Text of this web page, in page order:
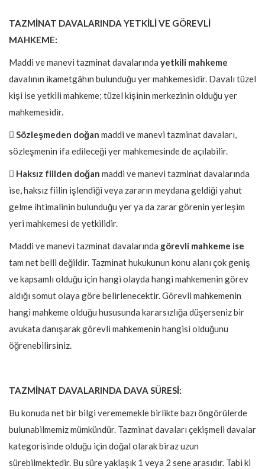
TAZMİNAT DAVALARINDA YETKİLİ VE GÖREVLİ
MAHKEME:
Maddi ve manevi tazminat davalarında yetkili mahkeme
davalının ikametgâhın bulunduğu yer mahkemesidir. Davalı tüzel
kişi ise yetkili mahkeme; tüzel kişinin merkezinin olduğu yer
mahkemesidir.
 Sözleşmeden doğan maddi ve manevi tazminat davaları,
sözleşmenin ifa edileceği yer mahkemesinde de açılabilir.
 Haksız fiilden doğan maddi ve manevi tazminat davalarında
ise, haksız fiilin işlendiği veya zararın meydana geldiği yahut
gelme ihtimalinin bulunduğu yer ya da zarar görenin yerleşim
yeri mahkemesi de yetkilidir.
Maddi ve manevi tazminat davalarında görevli mahkeme ise
tam net belli değildir. Tazminat hukukunun konu alanı çok geniş
ve kapsamlı olduğu için hangi olayda hangi mahkemenin görev
aldığı somut olaya göre belirlenecektir. Görevli mahkemenin
hangi mahkeme olduğu hususunda kararsızlığa düşerseniz bir
avukata danışarak görevli mahkemenin hangisi olduğunu
öğrenebilirsiniz.
TAZMİNAT DAVALARINDA DAVA SÜRESİ:
Bu konuda net bir bilgi verememekle birlikte bazı öngörülerde
bulunabilmemiz mümkündür. Tazminat davaları çekişmeli davalar
kategorisinde olduğu için doğal olarak biraz uzun
sürebilmektedir. Bu süre yaklaşık 1 veya 2 sene arasıdır. Tabi ki